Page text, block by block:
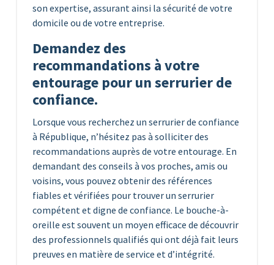
son expertise, assurant ainsi la sécurité de votre
domicile ou de votre entreprise.
Demandez des
recommandations à votre
entourage pour un serrurier de
confiance.
Lorsque vous recherchez un serrurier de confiance
à République, n’hésitez pas à solliciter des
recommandations auprès de votre entourage. En
demandant des conseils à vos proches, amis ou
voisins, vous pouvez obtenir des références
fiables et vérifiées pour trouver un serrurier
compétent et digne de confiance. Le bouche-à-
oreille est souvent un moyen efficace de découvrir
des professionnels qualifiés qui ont déjà fait leurs
preuves en matière de service et d’intégrité.